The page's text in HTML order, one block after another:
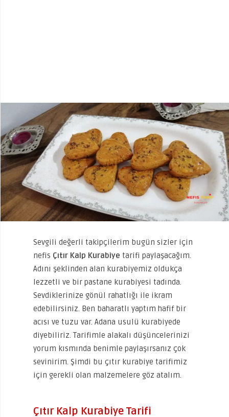
Sevgili değerli takipçilerim bugün sizler için
nefis Çıtır Kalp Kurabiye tarifi paylaşacağım.
Adını şeklinden alan kurabiyemiz oldukça
lezzetli ve bir pastane kurabiyesi tadında.
Sevdiklerinize gönül rahatlığı ile ikram
edebilirsiniz. Ben baharatlı yaptım hafif bir
acısı ve tuzu var. Adana usulü kurabiyede
diyebiliriz. Tarifimle alakalı düşüncelerinizi
yorum kısmında benimle paylaşırsanız çok
sevinirim. Şimdi bu çıtır kurabiye tarifimiz
için gerekli olan malzemelere göz atalım.
Çıtır Kalp Kurabiye Tarifi